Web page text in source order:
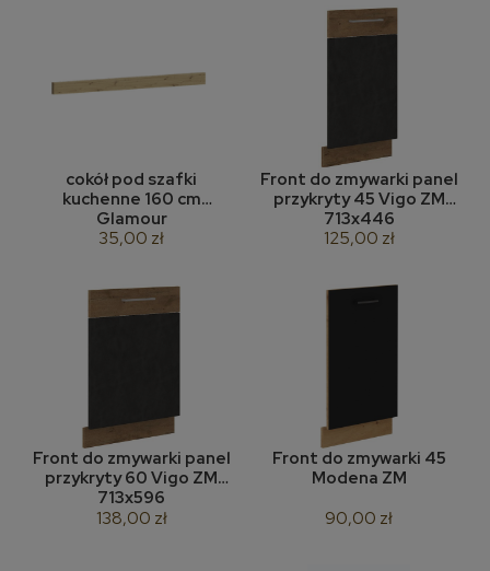
cokół pod szafki
kuchenne 160 cm
Glamour
35,00 zł
Front do zmywarki panel
przykryty 45 Vigo ZM
713x446
125,00 zł
Front do zmywarki panel
przykryty 60 Vigo ZM
713x596
138,00 zł
Front do zmywarki 45
Modena ZM
90,00 zł